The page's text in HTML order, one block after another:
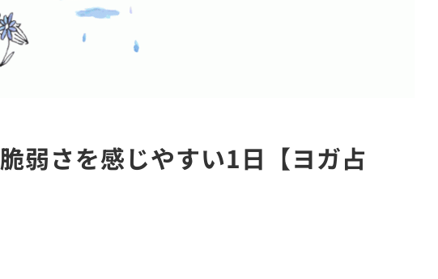
弱さを感じやすい1日【ヨガ占